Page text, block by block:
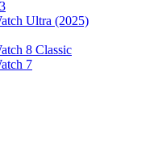
Ultra (2025)
8 Classic
7